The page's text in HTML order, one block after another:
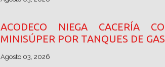
ACODECO NIEGA CACERÍA
MINISÚPER POR TANQUES DE GAS
Agosto 03, 2026